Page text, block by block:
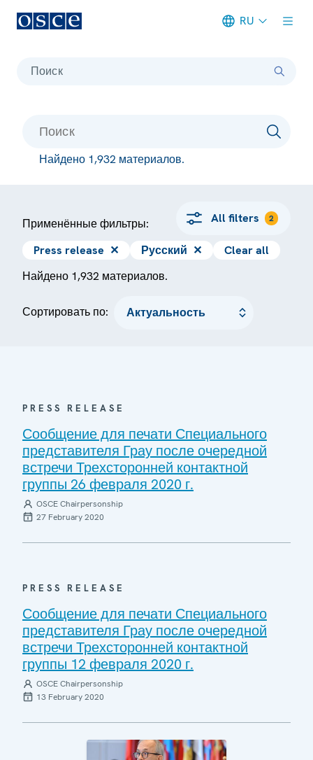
RU
Поиск
Найдено 1,932 материалов.
Применённые фильтры: All filters 2
Press release ✕ Русский ✕
Clear all
Найдено 1,932 материалов.
Сортировать по:
PRESS RELEASE
Сообщение для печати Специального
представителя Грау после очередной
встречи Трехсторонней контактной
группы 26 февраля 2020 г.
OSCE Chairpersonship
27 February 2020
PRESS RELEASE
Сообщение для печати Специального
представителя Грау после очередной
встречи Трехсторонней контактной
группы 12 февраля 2020 г.
OSCE Chairpersonship
13 February 2020